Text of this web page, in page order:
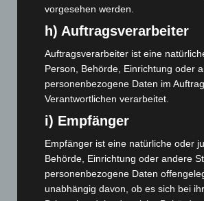
Februar 2026(109)
Januar 2026(122)
Dezember 2025(103)
November 2025(114)
Oktober 2025(112)
September 2025
August 2025 (90)
Juli 2025(90)
Juni 2025(103)
Mai 2025(112)
vorgesehen werden.
h) Auftragsverarbeiter
Auftragsverarbeiter ist eine
Person, Behörde, Einrichtung oder
personenbezogene Daten im
Verantwortlichen verarbeitet.
i) Empfänger
Empfänger ist eine natürliche oder
Behörde, Einrichtung oder andere
personenbezogene Daten
unabhängig davon, ob es sich bei